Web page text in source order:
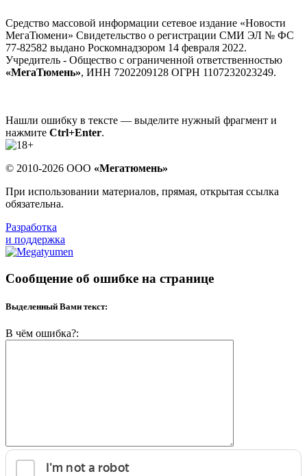
Средство массовой информации сетевое издание «Новости
МегаТюмени» Свидетельство о регистрации СМИ ЭЛ № ФС
77-82582 выдано Роскомнадзором 14 февраля 2022.
Учредитель - Общество с ограниченной ответственностью
«МегаТюмень», ИНН 7202209128 ОГРН 1107232023249.
Нашли ошибку в тексте — выделите нужный фрагмент и
нажмите Ctrl+Enter.
© 2010-2026 ООО «Мегатюмень»
При использовании материалов, прямая, открытая ссылка
обязательна.
Разработка
и поддержка
Сообщение об ошибке на странице
Выделенный Вами текст:
В чём ошибка?: